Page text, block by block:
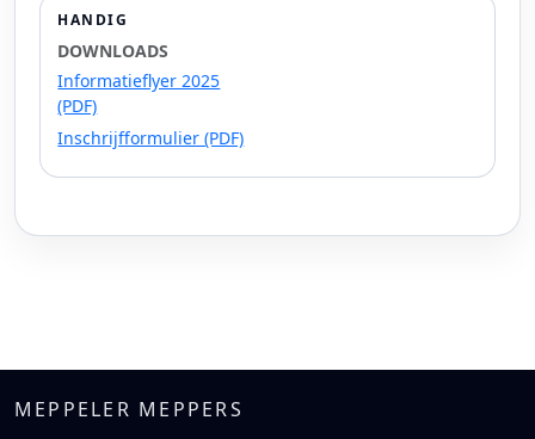
HANDIG
DOWNLOADS
Informatieflyer 2025
(PDF)
Inschrijfformulier (PDF)
MEPPELER MEPPERS